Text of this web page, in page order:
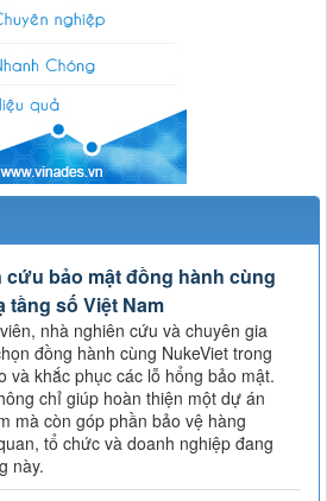
bảo mật đồng hành cùng
tầng số Việt Nam
nhà nghiên cứu và chuyên gia
đồng hành cùng NukeViet trong
và khắc phục các lỗ hổng bảo mật.
chỉ giúp hoàn thiện một dự án
mà còn góp phần bảo vệ hàng
tổ chức và doanh nghiệp đang
này.